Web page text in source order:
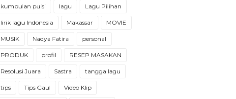
kumpulan puisi lagu Lagu Pilihan
lirik lagu Indonesia Makassar MOVIE
MUSIK Nadya Fatira personal
PRODUK profil RESEP MASAKAN
Resolusi Juara Sastra tangga lagu
tips Tips Gaul Video Klip